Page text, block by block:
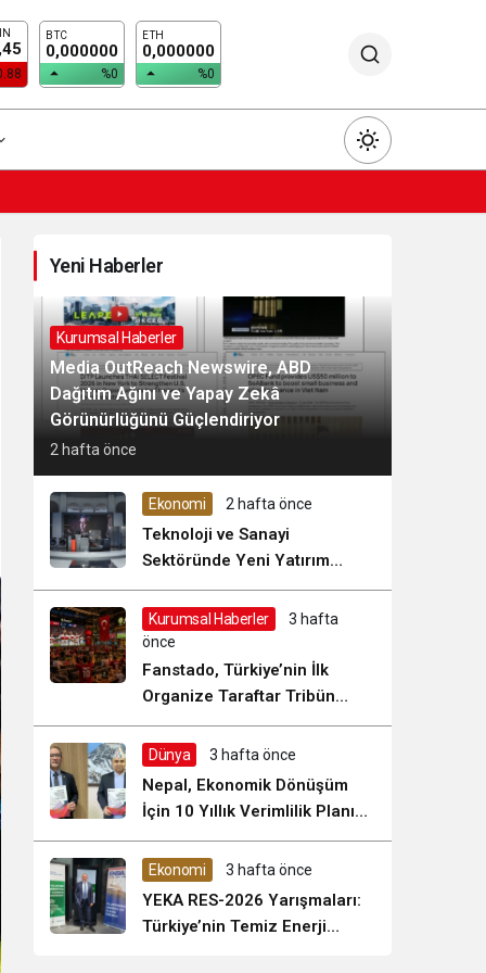
BTC
0,000000
%0
ETH
0,000000
%0
Gündüz Modu
Gündüz modunu seçin.
Gece Modu
Gece modunu seçin.
Sistem Modu
Sistem modunu seçin.
Yeni Haberler
Kurumsal Haberler
Media OutReach Newswire, ABD
Dağıtım Ağını ve Yapay Zekâ
Görünürlüğünü Güçlendiriyor
2 hafta önce
Ekonomi 2 hafta önce
Teknoloji ve Sanayi
Sektöründe Yeni Yatırım
Dönemi Başladı
Kurumsal Haberler
3 hafta
önce
Fanstado, Türkiye’nin İlk
Organize Taraftar Tribün
Ağını Kuruyor: İşletmeler İçin
Başvurular Açıldı
Dünya 3 hafta önce
Nepal, Ekonomik Dönüşüm
İçin 10 Yıllık Verimlilik Planını
Uygulamaya Koyuyor mu?
Ekonomi 3 hafta önce
YEKA RES-2026 Yarışmaları:
Türkiye’nin Temiz Enerji